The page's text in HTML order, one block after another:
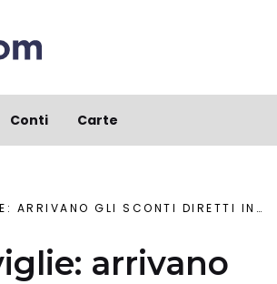
Conti Carte
GLI SCONTI DIRETTI IN FATTURA
arrivano